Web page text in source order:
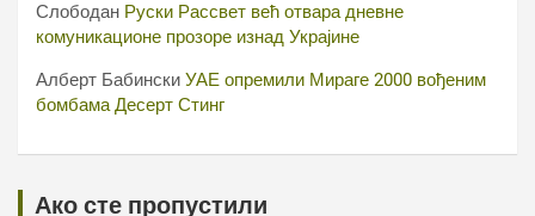
Слободан Руски Рассвет већ отвара дневне
комуникационе прозоре изнад Украјине
Алберт Бабински УАЕ опремили Мираге 2000 вођеним
бомбама Десерт Стинг
Ако сте пропустили